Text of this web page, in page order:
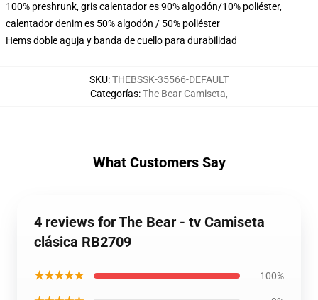
100% preshrunk, gris calentador es 90% algodón/10% poliéster,
calentador denim es 50% algodón / 50% poliéster
Hems doble aguja y banda de cuello para durabilidad
SKU:THEBSSK-35566-DEFAULT
Categorías:The Bear Camiseta,
What Customers Say
4 reviews for The Bear - tv Camiseta
clásica RB2709
★★★★★ 100%